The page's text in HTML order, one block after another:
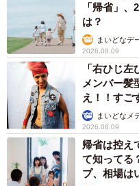
「帰省」
は？
まいどなデ
2026.08.09
「右ひじ
メンバー
え！！すご
まいどなメ
2026.08.09
帰省は控え
て知ってる
プ、相場は